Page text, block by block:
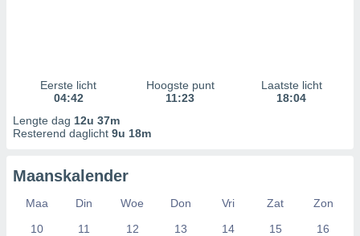
Eerste licht
04:42
Hoogste punt
11:23
Laatste licht
18:04
Lengte dag 12u 37m
Resterend daglicht 9u 18m
Maanskalender
Maa Din Woe Don Vri Zat
Zon
10
11 12 13 14 15 16